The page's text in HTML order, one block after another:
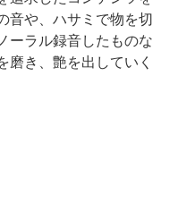
音や、ハサミで物を切
ーラル録音したものな
磨き、艶を出していく